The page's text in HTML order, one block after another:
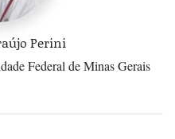
Perini
Federal de Minas Gerais